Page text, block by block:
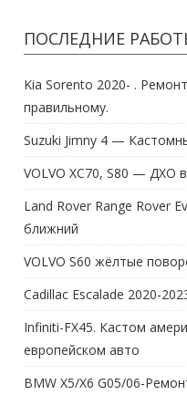
ПОСЛЕДНИЕ
Kia Sorento 2020- .
правильному.
Suzuki Jimny 4 —
VOLVO XC70, S80 — ДХО
Land Rover Range Rover
ближний
VOLVO S60 жёлтые
Cadillac Escalade 2020-
Infiniti-FX45. Кастом
европейском авто
BMW X5/X6 G05/06-